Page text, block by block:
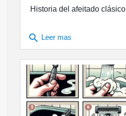
Historia del afeitado clásico
search Leer mas